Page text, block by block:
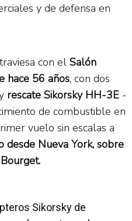
y de defensa en
con el Salón
hace 56 años, con dos
rescate Sikorsky HH-3E -
de combustible en
vuelo sin escalas a
desde Nueva York, sobre
Sikorsky de